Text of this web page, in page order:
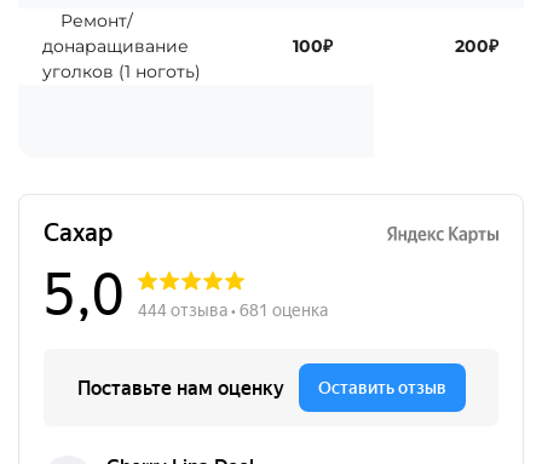
Ремонт/
донаращивание
уголков (1 ноготь)
100₽ 200₽